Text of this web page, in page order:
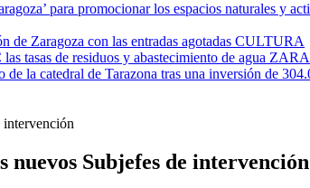
para promocionar los espacios naturales y
de Zaragoza con las entradas agotadas CULTURA
tasas de residuos y abastecimiento de agua
la catedral de Tarazona tras una inversión de
Subjefes de intervención